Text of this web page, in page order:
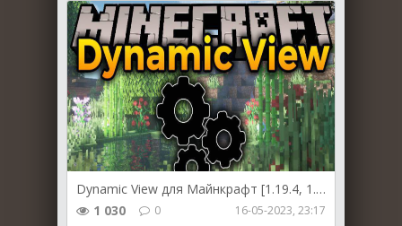
Dynamic View для Майнкрафт [1.19.4, 1.19.3, 1.19.2]
1 030
0 16-05-2023, 23:17